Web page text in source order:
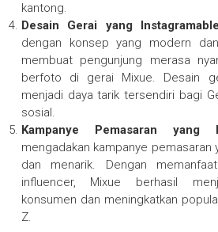
kantong.
Desain Gerai yang Instagramable
dengan konsep yang modern
membuat pengunjung merasa
berfoto di gerai Mixue. Desain
menjadi daya tarik tersendiri bagi
sosial.
Kampanye Pemasaran yang
mengadakan kampanye pemasaran
dan menarik. Dengan
influencer, Mixue berhasil
konsumen dan meningkatkan
Z.